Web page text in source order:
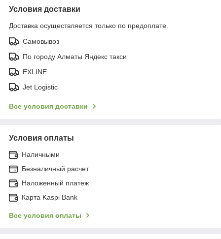
Условия доставки
Доставка осуществляется только по предоплате.
Самовывоз
По городу Алматы Яндекс такси
EXLINE
Jet Logistic
Все условия доставки
Условия оплаты
Наличными
Безналичный расчет
Наложенный платеж
Карта Kaspi Bank
Все условия оплаты